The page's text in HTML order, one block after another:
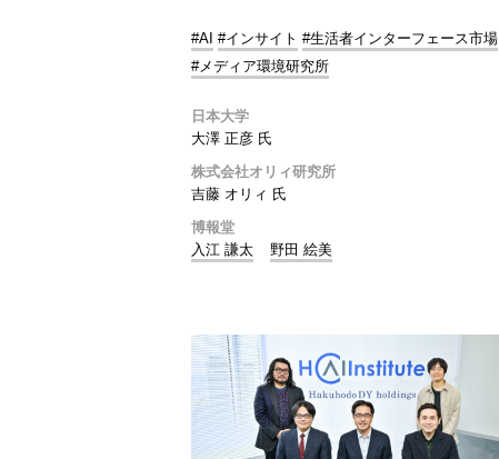
#AI #インサイト #生活者インターフェース市場
#メディア環境研究所
日本大学
大澤 正彦 氏
株式会社オリィ研究所
吉藤 オリィ 氏
博報堂
入江 謙太
野田 絵美